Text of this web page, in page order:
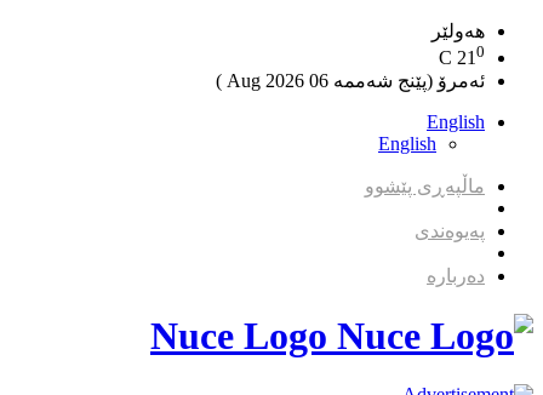
هەولێر
21 0
ئەمرۆ (پێنج شەممە 06 2026 Aug )
English
English
ماڵپەڕی پێشوو
پەیوەندی
دەربارە
Nuce Logo